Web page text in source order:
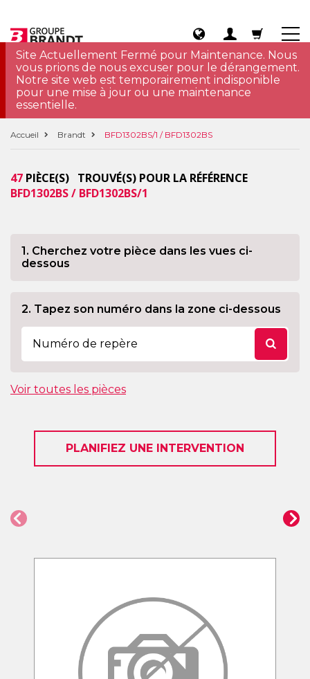
Site Actuellement Fermé pour Maintenance. Nous
vous prions de nous excuser pour le dérangement.
Notre site web est temporairement indisponible
pour une mise à jour ou une maintenance
essentielle.
Accueil Brandt BFD1302BS/1 / BFD1302BS
47 PIÈCE(S) TROUVÉ(S) POUR LA RÉFÉRENCE
BFD1302BS / BFD1302BS/1
1. Cherchez votre pièce dans les vues ci-
dessous
2. Tapez son numéro dans la zone ci-dessous
Voir toutes les pièces
PLANIFIEZ UNE INTERVENTION